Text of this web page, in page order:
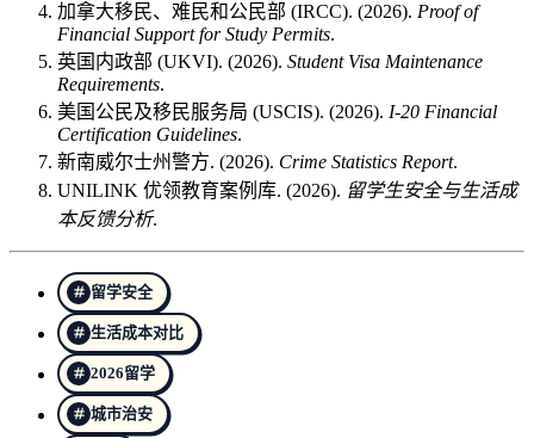
加拿大移民、难民和公民部 (IRCC). (2026). Proof of
Financial Support for Study Permits.
英国内政部 (UKVI). (2026). Student Visa Maintenance
Requirements.
美国公民及移民服务局 (USCIS). (2026). I-20 Financial
Certification Guidelines.
新南威尔士州警方. (2026). Crime Statistics Report.
UNILINK 优领教育案例库. (2026). 留学生安全与生活成
本反馈分析.
留学安全
生活成本对比
2026留学
城市治安